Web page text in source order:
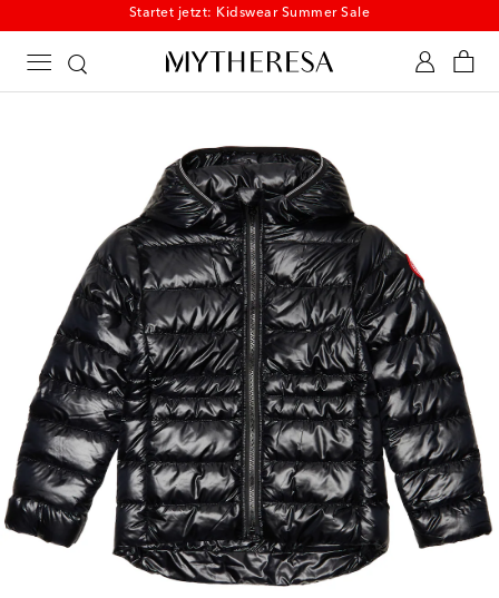
Shoppen Sie sommerliche Kidswear mit bis zu -50 %